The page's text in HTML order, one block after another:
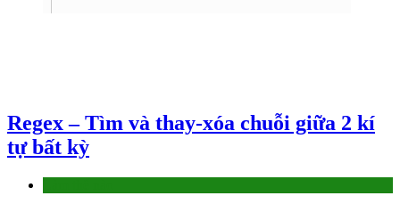
Regex – Tìm và thay-xóa chuỗi giữa 2 kí
tự bất kỳ